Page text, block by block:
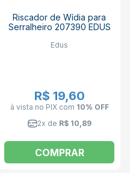
Riscador de Wídia para
Serralheiro 207390 EDUS
Edus
R$ 19,60
à vista no PIX com 10% OFF
2x de R$ 10,89
COMPRAR